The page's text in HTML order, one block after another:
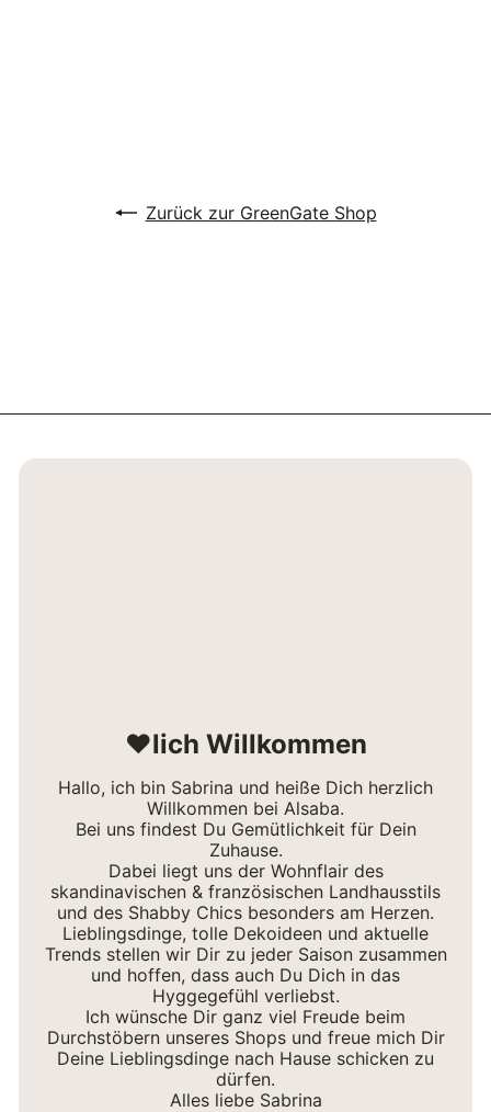
Zurück zur GreenGate Shop
❤lich Willkommen
Hallo, ich bin Sabrina und heiße Dich herzlich
Willkommen bei Alsaba.
Bei uns findest Du Gemütlichkeit für Dein
Zuhause.
Dabei liegt uns der Wohnflair des
skandinavischen & französischen Landhausstils
und des Shabby Chics besonders am Herzen.
Lieblingsdinge, tolle Dekoideen und aktuelle
Trends stellen wir Dir zu jeder Saison zusammen
und hoffen, dass auch Du Dich in das
Hyggegefühl verliebst.
Ich wünsche Dir ganz viel Freude beim
Durchstöbern unseres Shops und freue mich Dir
Deine Lieblingsdinge nach Hause schicken zu
dürfen.
Alles liebe Sabrina